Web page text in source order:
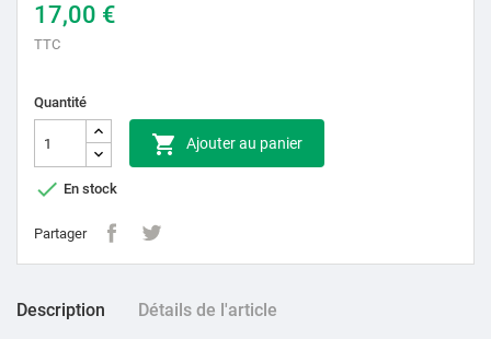
17,00 €
TTC
Quantité
 Ajouter au panier
 En stock
Partager
Description Détails de l'article